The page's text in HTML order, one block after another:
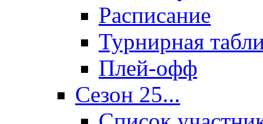
Расписание
Турнирная
Плей-офф
Сезон 25...